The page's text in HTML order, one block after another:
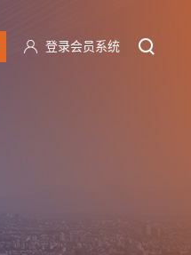
登录会员系统